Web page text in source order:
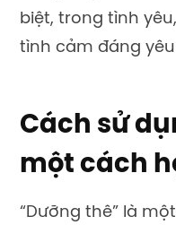
biệt, trong tình
tình cảm đáng
Cách sử
một cách
“Dưỡng thê” là